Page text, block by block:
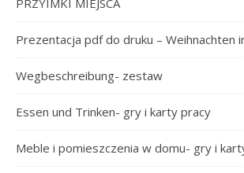
PRZYIMKI MIEJSCA
Prezentacja pdf do druku – Weihnachten
Wegbeschreibung- zestaw
Essen und Trinken- gry i karty pracy
Meble i pomieszczenia w domu- gry i